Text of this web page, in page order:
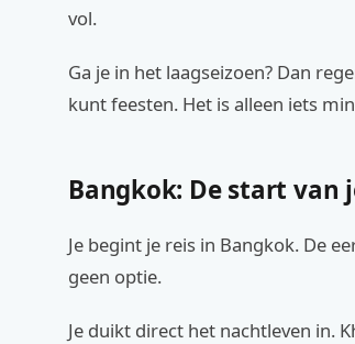
vol.
Ga je in het laagseizoen? Dan
kunt feesten. Het is alleen iets
Bangkok: De start van
Je begint je reis in Bangkok. De
geen optie.
Je duikt direct het nachtleven in.